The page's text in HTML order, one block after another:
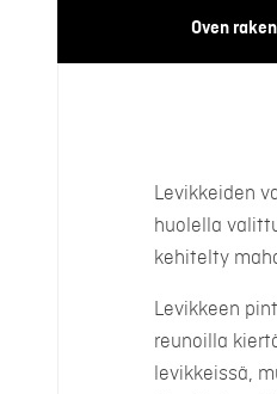
Oven
Levikkeiden
huolella
kehitelty
Levikkeen
reunoilla
levikkeissä,